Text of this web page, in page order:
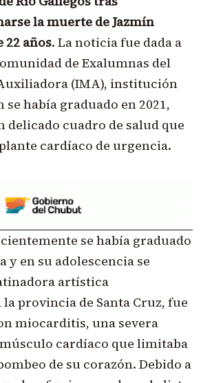
la muerte de Jazmín
22 años. La noticia fue dada a
de Exalumnas del
(IMA), institución
se había graduado en 2021,
delicado cuadro de salud que
cardíaco de urgencia.
se había graduado
y en su adolescencia se
artística
provincia de Santa Cruz, fue
miocarditis, una severa
cardíaco que limitaba
de su corazón. Debido a